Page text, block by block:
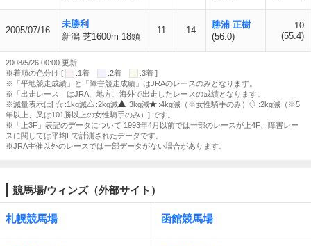
2005/07/16
未勝利
新潟 芝1600m 18頭
11 14
勝浦 正樹
(56.0)
10
(55.4)
2008/5/26 00:00 更新
※着順の色分け [
:1着 :2着
:3着 ]
※「平地競走成績」と「障害競走成績」はJRAのレースのみとなります。
※「出走レース」はJRA、地方、海外で出走したレースの成績となります。
※減量表示は[
:1kg減 :2kg減 :3kg減 :4kg減（※女性騎手のみ）
:2kg減（※5
年以上、又は101勝以上の女性騎手のみ）] です。
※「上3F」表記のデータについて 1993年4月以前では一部のレースが上4F、障害レー
スに関しては平均Fで計測されたデータです。
※JRA主催以外のレースでは一部データがない場合があります。
競馬場/ウィンズ（外部サイト）
札幌競馬場 函館競馬場